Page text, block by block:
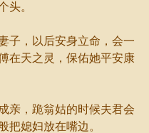
头。
，以后安身立命，会一
在天之灵，保佑她平安康
，跪翁姑的时候夫君会
把媳妇放在嘴边。